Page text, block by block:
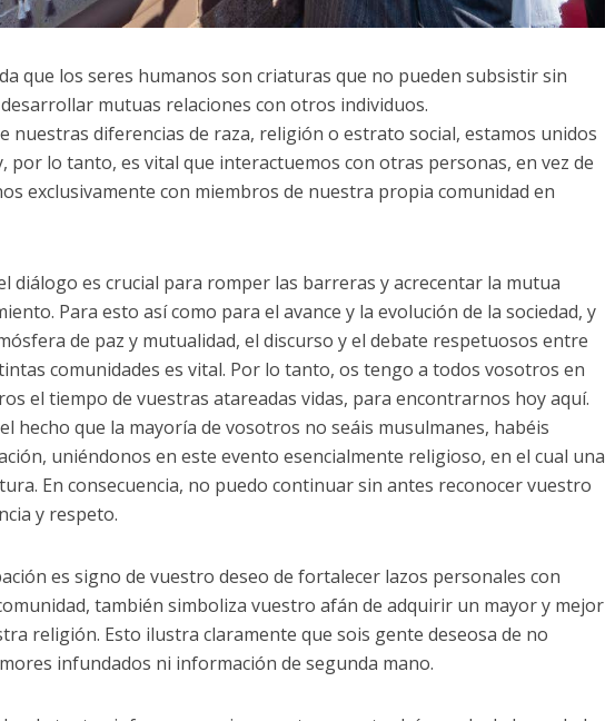
que los seres humanos son criaturas que no pueden subsistir sin
mutuas relaciones con otros individuos.
nuestras diferencias de raza, religión o estrato social, estamos unidos
por lo tanto, es vital que interactuemos con otras personas, en vez de
exclusivamente con miembros de nuestra propia comunidad en
diálogo es crucial para romper las barreras y acrecentar la mutua
Para esto así como para el avance y la evolución de la sociedad, y
de paz y mutualidad, el discurso y el debate respetuosos entre
comunidades es vital. Por lo tanto, os tengo a todos vosotros en
el tiempo de vuestras atareadas vidas, para encontrarnos hoy aquí.
hecho que la mayoría de vosotros no seáis musulmanes, habéis
uniéndonos en este evento esencialmente religioso, en el cual una
En consecuencia, no puedo continuar sin antes reconocer vuestro
y respeto.
es signo de vuestro deseo de fortalecer lazos personales con
también simboliza vuestro afán de adquirir un mayor y mejor
religión. Esto ilustra claramente que sois gente deseosa de no
infundados ni información de segunda mano.